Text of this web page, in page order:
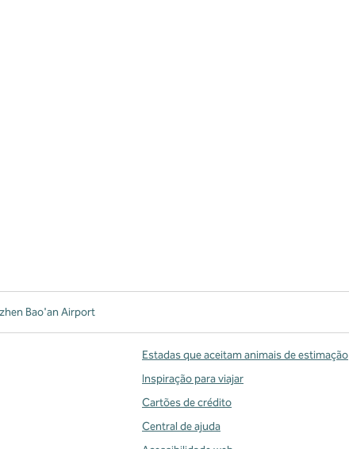
Bao'an Airport
Estadas que aceitam animais de estimação
Inspiração para viajar
Cartões de crédito
Central de ajuda